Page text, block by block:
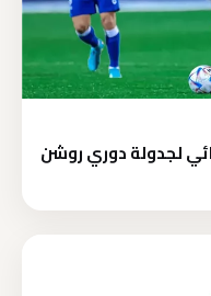
استثنائي لجدولة دوري روشن